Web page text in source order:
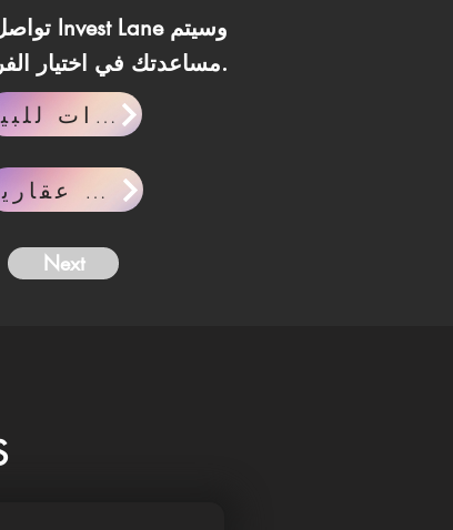
مساعدتك في اختيار الفرصة الأنسب لاحتياجاتك.
وحدات للبيع
مقالات عقارية
Next